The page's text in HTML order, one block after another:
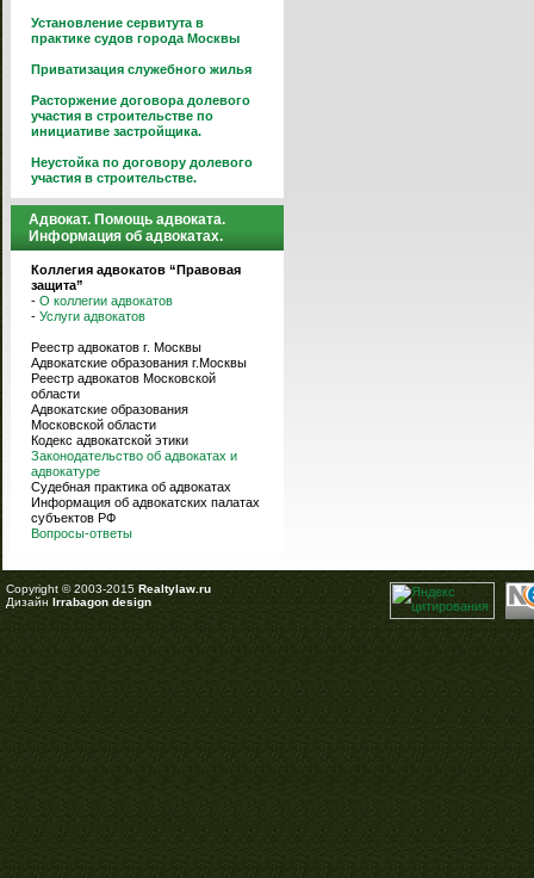
Установление сервитута в
практике судов города Москвы
Приватизация служебного жилья
Расторжение договора долевого
участия в строительстве по
инициативе застройщика.
Неустойка по договору долевого
участия в строительстве.
Адвокат. Помощь адвоката.
Информация об адвокатах.
Коллегия адвокатов “Правовая
защита”
- О коллегии адвокатов
- Услуги адвокатов
Реестр адвокатов г. Москвы
Адвокатские образования г.Москвы
Реестр адвокатов Московской
области
Адвокатские образования
Московской области
Кодекс адвокатской этики
Законодательство об адвокатах и
адвокатуре
Судебная практика об адвокатах
Информация об адвокатских палатах
субъектов РФ
Вопросы-ответы
Copyright © 2003-2015 Realtylaw.ru
Дизайн Irrabagon design